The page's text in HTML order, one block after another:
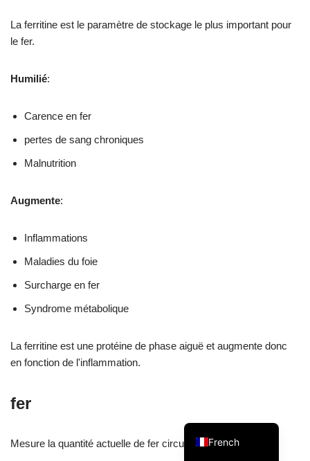
La ferritine est le paramètre de stockage le plus important pour
le fer.
Humilié:
Carence en fer
pertes de sang chroniques
Malnutrition
Augmente:
Inflammations
Maladies du foie
Surcharge en fer
Syndrome métabolique
La ferritine est une protéine de phase aiguë et augmente donc
en fonction de l'inflammation.
fer
Mesure la quantité actuelle de fer circulant dans le sang.
French
Finnish